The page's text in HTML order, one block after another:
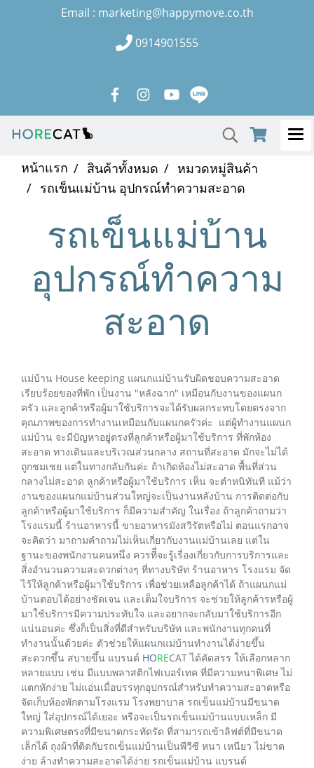
Email : marketing@happymove.co.th
0914901555
หน้าแรก สินค้าทั้งหมด
หมวดหมู่สินค้า
รถเข็นแม่บ้าน อุปกรณ์ทำความสะอาด
รถเข็นแม่บ้าน
อุปกรณ์ทำความ
สะอาด
แม่บ้าน House keeping แผนกแม่บ้านรับผิดชอบความสะอาด
เรียบร้อยของที่พัก เป็นงาน "หลังฉาก" เหมือนกับงานของแผนก
ครัว และลูกค้าหรือผู้มาใช้บริการจะได้รับผลกระทบโดยตรงจาก
คุณภาพของการทำงานเหมือนกับแผนกครัวค่ะ แต่ผู้ทำงานแผนก
แม่บ้าน จะมีปัญหาอยู่ตรงที่ลูกค้าหรือผู้มาใช้บริการ ที่พักห้อง
สะอาด ทางเดินและบริเวณส่วนกลาง สถานที่สะอาด มักจะไม่ได้
ถูกชมเชย แต่ในทางกลับกันค่ะ ถ้าเกิดห้องไม่สะอาด พื้นที่ส่วน
กลางไม่สะอาด ลูกค้าหรือผู้มาใช้บริการ เห็น จะตำหนิทันที แม้ว่า
งานของแผนกแม่บ้านส่วนใหญ่จะเป็นงานหลังบ้าน การติดต่อกับ
ลูกค้าหรือผู้มาใช้บริการ ก็มีความสำคัญ ในเรื่อง ถ้าลูกค้าถามว่า
โรงแรมนี้ ร้านอาหารนี้ ขายอาหารมังสวิรัตหรือไม่ ตอนแรกอาจ
จะคิดว่า มาถามคำถามไม่เห็นเกี่ยวกับงานแม่บ้านเลย แต่ใน
ฐานะของพนักงานคนหนึ่ง ควรทีี่จะรู้เรื่องเกี่ยวกับการบริการและ
สิ่งอำนวนความสะดวกต่างๆ ที่ทางบริษัท ร้านอาหาร โรงแรม จัด
ไว้ให้ลูกค้าหรือผู้มาใช้บริการ เพื่อช่วยเหลือลูกค้าได้ ถ้าแผนกแม่
บ้านตอบได้อย่างชัดเจน และเต็มใจบริการ จะช่วยให้ลูกค้ารหรือผู้
มาใช้บริการมีความประทับใจ และอยากจะกลับมาใช้บริการอีก
แน่นอนค่ะ ซึ่งก็เป็นสิ่งที่ดีสำหรับบริษัท และพนักงานทุกคนที่
ทำงานนั้นด้วยค่ะ ตัวช่วยให้แผนกแม่บ้านทำงานได้ง่ายขึ้น
สะดวกขึ้น สบายขึ้น แบรนด์ HORECAT ได้คัดสรร ให้เลือกหลาก
หลายแบบ เช่น มีแบบพลาสติกไฟเบอร์เทค ที่มีความหนาพิเศษ ไม่
แตกหักง่าย ไม่แอ่นเมื่อบรรทุกอุปกรณ์สำหรับทำความสะอาดหรือ
จัดเก็บห้องพักตามโรงแรม โรงพยาบาล รถเข็นแม่บ้านมีขนาด
ใหญ่ ใส่อุปกรณ์ได้เยอะ หรือจะเป็นรถเข็นแม่บ้านแบบเหล็ก มี
ความพิเศษตรงที่มีขนาดกระทัดรัด ที่สามารถเข้าลิฟต์ที่มีขนาด
เล็กได้ ถุงผ้าที่ติดกับรถเข็นแม่บ้านเป็นพีวีซี หนา เหนียว ไม่ขาด
ง่าย ล้างทำความสะอาดได้ง่าย รถเข็นแม่บ้าน แบรนด์